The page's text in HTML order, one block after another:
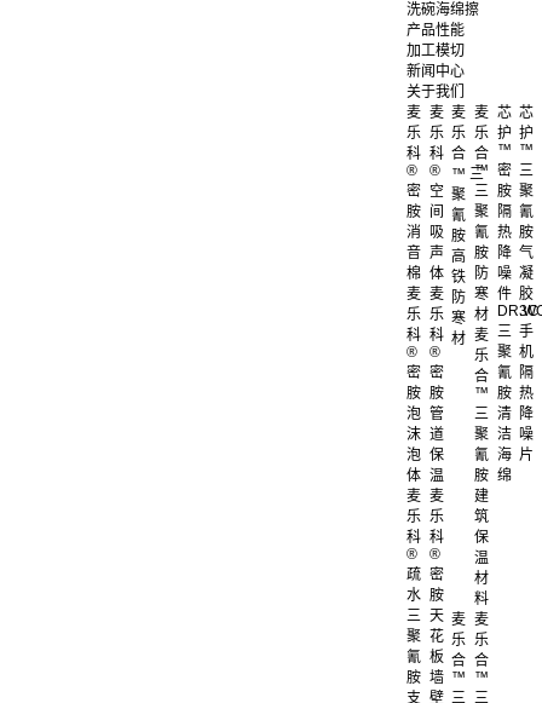
洗碗海绵擦
产品性能
加工模切
新闻中心
关于我们
麦
乐
科
®
密
胺
消
音
棉
麦
乐
科
®
空
间
吸
声
体
麦
乐
科
®
密
胺
泡
沫
泡
体
麦
乐
科
®
密
胺
管
道
保
温
麦
乐
科
®
疏
水
三
聚
氰
胺
支
麦
乐
科
®
密
胺
天
花
板
墙
壁
麦
乐
合
™ 三
聚
氰
胺
高
铁
防
寒
材
麦
乐
合
™
三
聚
氰
胺
防
寒
材
麦
乐
合
™
三
聚
氰
胺
建
筑
保
温
材
料
麦
乐
合
™
三
麦
乐
合
™
三
芯
护
™
密
胺
隔
热
降
噪
件
芯
护
™
三
聚
氰
胺
气
凝
胶
三
聚
氰
胺
清
洁
海
绵
3C
手
机
隔
热
降
噪
片